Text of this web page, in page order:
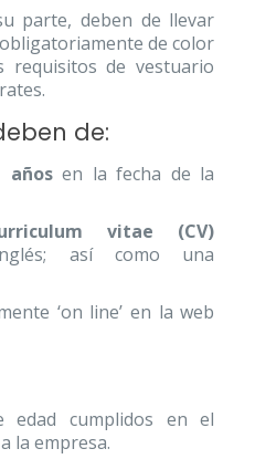
parte, deben de llevar
obligatoriamente de color
requisitos de vestuario
de:
añosen la fecha de la
vitae (CV)
así como una
‘on line’ en la web
edad cumplidos en el
la empresa.